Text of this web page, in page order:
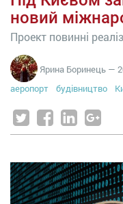
новий
Проект повинні
Ярина Боринець —
аеропорт
будівництво